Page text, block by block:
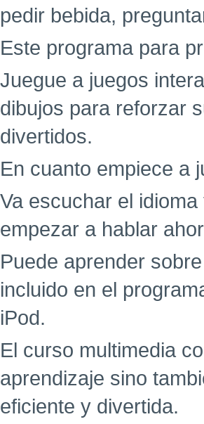
pedir bebida,
Este programa para
Juegue a juegos
dibujos para reforzar
divertidos.
En cuanto empiece a
Va escuchar el
empezar a hablar
Puede aprender
incluido en el
iPod.
El curso multimedia
aprendizaje sino
eficiente y divertida.